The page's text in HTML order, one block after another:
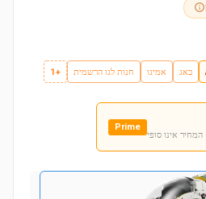
באג אמיגו חנות לגו הרשמית +1
אינו סופי
Prime